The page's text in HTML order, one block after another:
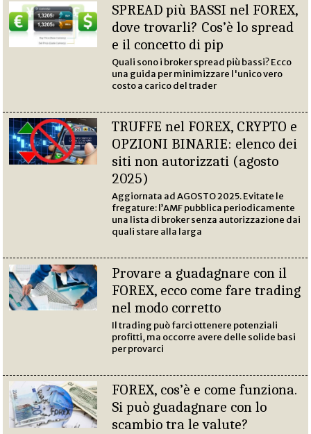
SPREAD più BASSI nel FOREX,
dove trovarli? Cos’è lo spread
e il concetto di pip
Quali sono i broker spread più bassi? Ecco
una guida per minimizzare l'unico vero
costo a carico del trader
TRUFFE nel FOREX, CRYPTO e
OPZIONI BINARIE: elenco dei
siti non autorizzati (agosto
2025)
Aggiornata ad AGOSTO 2025. Evitate le
fregature: l’AMF pubblica periodicamente
una lista di broker senza autorizzazione dai
quali stare alla larga
Provare a guadagnare con il
FOREX, ecco come fare trading
nel modo corretto
Il trading può farci ottenere potenziali
profitti, ma occorre avere delle solide basi
per provarci
FOREX, cos’è e come funziona.
Si può guadagnare con lo
scambio tra le valute?